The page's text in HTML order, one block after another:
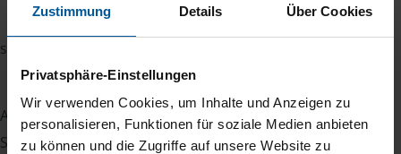
Zustimmung Details Über Cookies
Privatsphäre-Einstellungen
Wir verwenden Cookies, um Inhalte und Anzeigen zu
personalisieren, Funktionen für soziale Medien anbieten
zu können und die Zugriffe auf unsere Website zu
seit 2010 bin ich im Steuerrecht tätig.
Angefangen habe ich mit einer Ausbildung zum
Steuerfachangestellten und habe mich anschließend im